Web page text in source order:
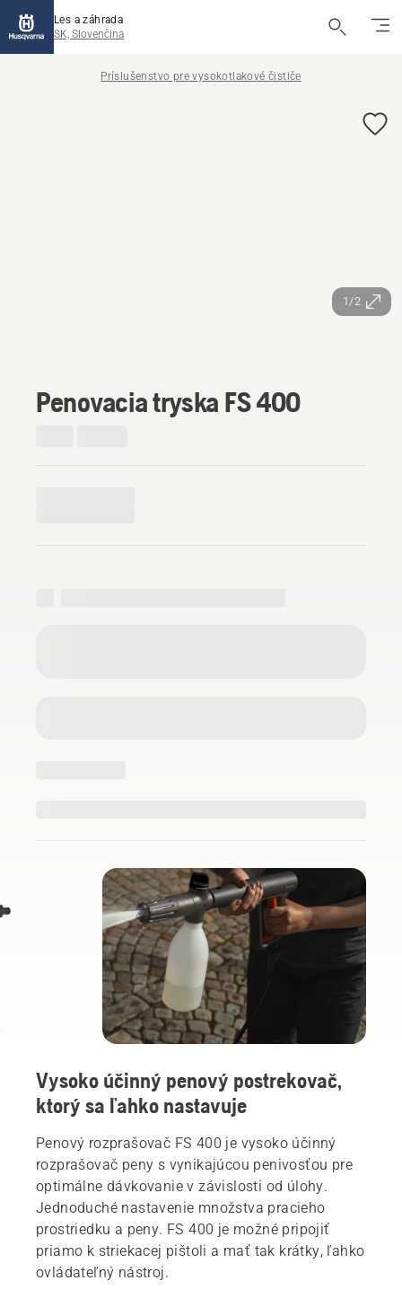
Les a záhrada
SK, Slovenčina
Príslušenstvo pre vysokotlakové čističe
1/2
Penovacia tryska FS 400
Vysoko účinný penový postrekovač,
ktorý sa ľahko nastavuje
Penový rozprašovač FS 400 je vysoko účinný
rozprašovač peny s vynikajúcou penivosťou pre
optimálne dávkovanie v závislosti od úlohy.
Jednoduché nastavenie množstva pracieho
prostriedku a peny. FS 400 je možné pripojiť
priamo k striekacej pištoli a mať tak krátky, ľahko
ovládateľný nástroj.